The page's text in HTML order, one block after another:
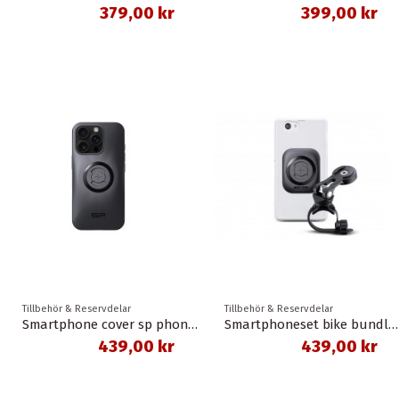
379,00 kr 399,00 kr
Tillbehör & Reservdelar
Smartphone cover sp phone case spc+ iphone 16 pro sp connect
439,00 kr
Tillbehör & Reservdelar
Smartphoneset bike bundle spc+ sp connect
439,00 kr